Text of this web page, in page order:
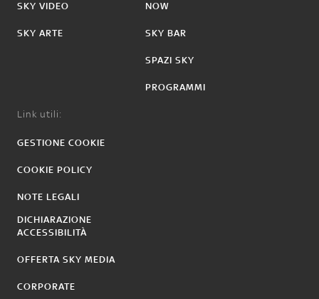
SKY VIDEO
SKY ARTE
NOW
SKY BAR
SPAZI SKY
PROGRAMMI
Link utili:
GESTIONE COOKIE
COOKIE POLICY
NOTE LEGALI
DICHIARAZIONE
ACCESSIBILITÀ
OFFERTA SKY MEDIA
CORPORATE